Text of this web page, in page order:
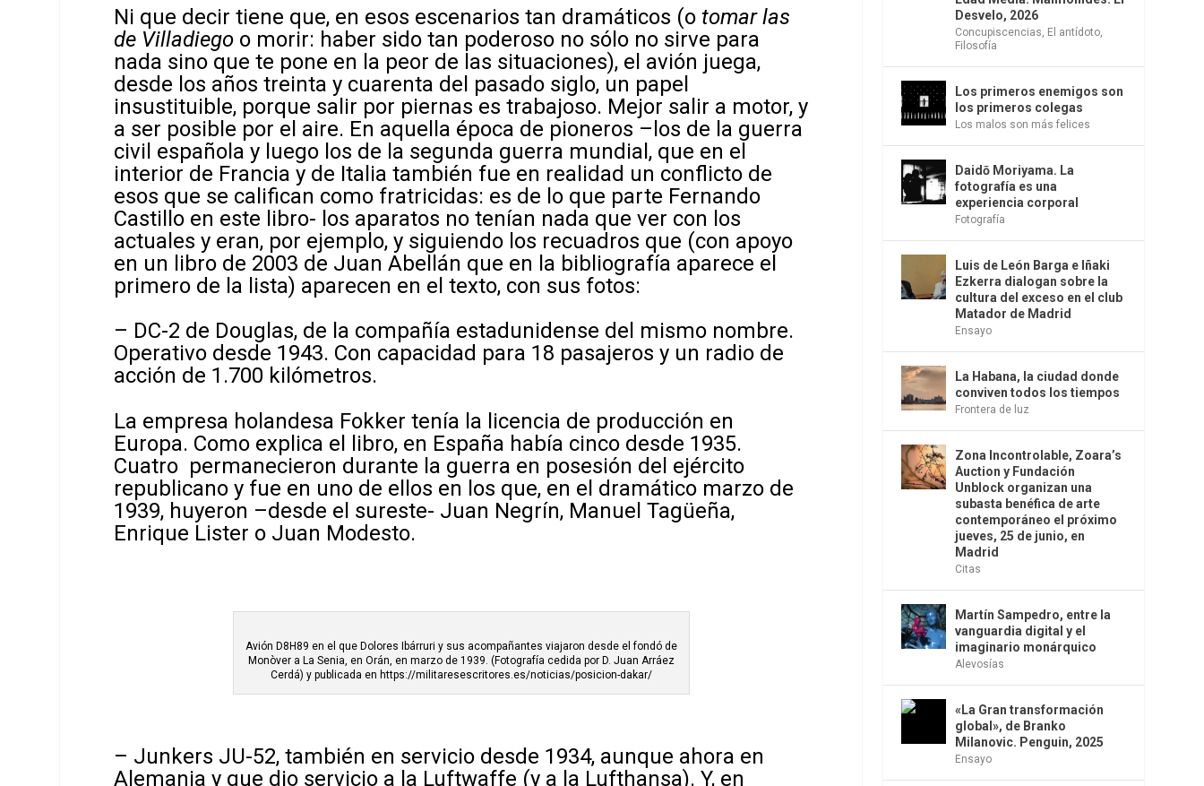
Ni que decir tiene que, en esos escenarios tan dramáticos (otomar las
de Villadiego o morir: haber sido tan poderoso no sólo no sirve para
nada sino que te pone en la peor de las situaciones), el avión juega,
desde los años treinta y cuarenta del pasado siglo, un papel
insustituible, porque salir por piernas es trabajoso. Mejor salir a motor, y
a ser posible por el aire. En aquella época de pioneros –los de la guerra
civil española y luego los de la segunda guerra mundial, que en el
interior de Francia y de Italia también fue en realidad un conflicto de
esos que se califican como fratricidas: es de lo que parte Fernando
Castillo en este libro- los aparatos no tenían nada que ver con los
actuales y eran, por ejemplo, y siguiendo los recuadros que (con apoyo
en un libro de 2003 de Juan Abellán que en la bibliografía aparece el
primero de la lista) aparecen en el texto, con sus fotos:
– DC-2 de Douglas, de la compañía estadunidense del mismo nombre.
Operativo desde 1943. Con capacidad para 18 pasajeros y un radio de
acción de 1.700 kilómetros.
La empresa holandesa Fokker tenía la licencia de producción en
Europa. Como explica el libro, en España había cinco desde 1935.
Cuatro permanecieron durante la guerra en posesión del ejército
republicano y fue en uno de ellos en los que, en el dramático marzo de
1939, huyeron –desde el sureste- Juan Negrín, Manuel Tagüeña,
Enrique Lister o Juan Modesto.
Avión D8­H­89 en el que Dolores Ibárruri y sus acompañantes viajaron desde el fondó de
Monòver a La Senia, en Orán, en marzo de 1939. (Fotografía cedida por D. Juan Arráez
Cerdá) y publicada en https://militaresescritores.es/noticias/posicion-dakar/
– Junkers JU-52, también en servicio desde 1934, aunque ahora en
Alemania y que dio servicio a la Luftwaffe (y a la Lufthansa). Y, en
Desvelo, 2026
Concupiscencias, El antídoto,
Filosofía
Los primeros enemigos son
los primeros colegas
Los malos son más felices
Daidō Moriyama. La
fotografía es una
experiencia corporal
Fotografía
Luis de León Barga e Iñaki
Ezkerra dialogan sobre la
cultura del exceso en el club
Matador de Madrid
Ensayo
La Habana, la ciudad donde
conviven todos los tiempos
Frontera de luz
Zona Incontrolable, Zoara’s
Auction y Fundación
Unblock organizan una
subasta benéfica de arte
contemporáneo el próximo
jueves, 25 de junio, en
Madrid
Citas
Martín Sampedro, entre la
vanguardia digital y el
imaginario monárquico
Alevosías
«La Gran transformación
global», de Branko
Milanovic. Penguin, 2025
Ensayo